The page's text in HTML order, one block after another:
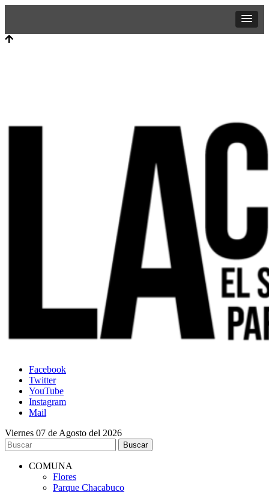
Facebook
Twitter
YouTube
Instagram
Mail
Viernes 07 de Agosto del 2026
COMUNA
Flores
Parque Chacabuco